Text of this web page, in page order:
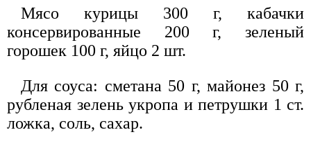
Мясо курицы 300 г, кабачки
консервированные 200 г, зеленый
горошек 100 г, яйцо 2 шт.
Для соуса: сметана 50 г, майонез 50 г,
рубленая зелень укропа и петрушки 1 ст.
ложка, соль, сахар.